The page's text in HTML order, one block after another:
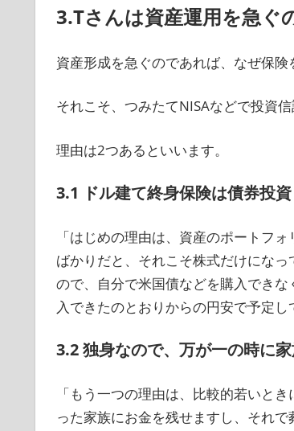
3.Tさんは資産運用を急ぐ
資産形成を急ぐのであれば、なぜ保険
それこそ、つみたてNISAなどで投資
理由は2つあるといいます。
3.1 ドル建て終身保険は債券投資
「はじめの理由は、資産のポートフ
ばかりだと、それこそ株式だけにな
ので、自分で米国債などを購入でき
入できたのとおりからの円安で予定
3.2 独身なので、万が一の時に
「もう一つの理由は、比較的若いと
った家族にお金を残せますし、それで